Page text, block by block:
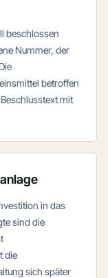
beschlossen
Nummer, der
betroffen
mit
in das
sind die
die
sich später